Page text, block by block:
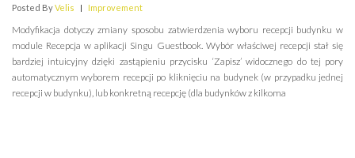
Posted ByVelis | Improvement
Modyfikacja dotyczy zmiany sposobu zatwierdzenia wyboru recepcji budynku w
module Recepcja w aplikacji Singu Guestbook. Wybór właściwej recepcji stał się
bardziej intuicyjny dzięki zastąpieniu przycisku ‘Zapisz’ widocznego do tej pory
automatycznym wyborem recepcji po kliknięciu na budynek (w przypadku jednej
recepcji w budynku), lub konkretną recepcję (dla budynków z kilkoma